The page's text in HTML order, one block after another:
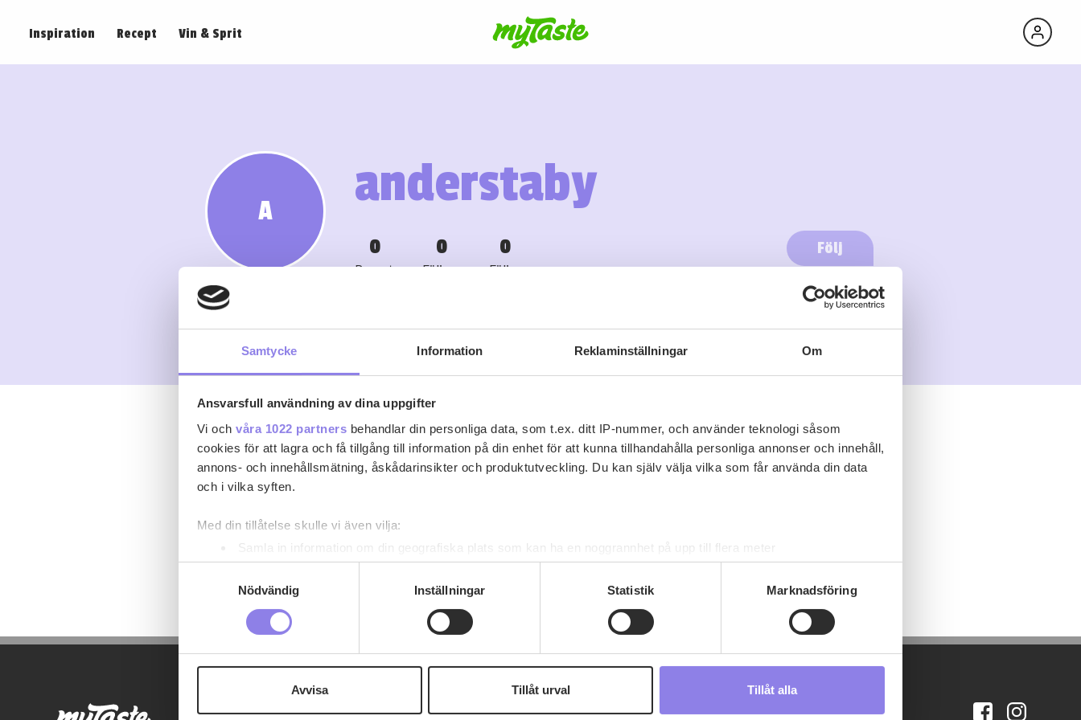
Samtycke Information Reklaminställningar Om
Ansvarsfull användning av dina uppgifter
Vi och våra 1022 partners behandlar din personliga data, som t.ex. ditt IP-nummer, och använder teknologi såsom
cookies för att lagra och få tillgång till information på din enhet för att kunna tillhandahålla personliga annonser och innehåll,
annons- och innehållsmätning, åskådarinsikter och produktutveckling. Du kan själv välja vilka som får använda din data
och i vilka syften.
Med din tillåtelse skulle vi även vilja:
Samla in information om din geografiska plats som kan ha en noggrannhet på upp till flera meter
Identifiera din enhet genom att aktivt skanna den för specifika kännetecken (fingeravtryck)
Ta reda på mer om hur dina personliga uppgifter behandlas och ställ in dina preferenser i
detaljsektionen. Du kan ändra
eller dra tillbaka ditt samtycke när som helst från cookie-förklaringen.
eller äldre. Genom att besöka webbplatsen intygar du att du är 25 år eller äldre.
Nödvändig
Inställningar Statistik Marknadsföring
Avvisa Tillåt urval Tillåt alla
Inspiration Recept Vin & Sprit
A anderstaby
0
Recept
0
Följare
0
Följer
Följ
Logga in för att följa
anderstaby har inga recept ännu